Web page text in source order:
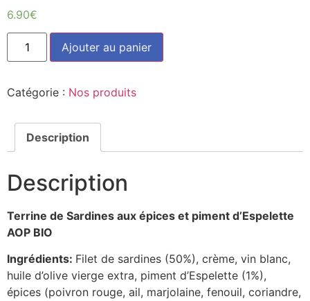
6.90€
quantité
Terrine
(90g)
Ajouter au panier
Catégorie : Nos produits
Description
Description
Terrine de Sardines aux épices et piment d’Espelette
AOP BIO
Ingrédients: Filet de sardines (50%), crème, vin blanc,
huile d’olive vierge extra, piment d’Espelette (1%),
épices (poivron rouge, ail, marjolaine, fenouil, coriandre,